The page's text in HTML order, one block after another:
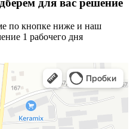
для вас решение
по кнопке ниже и наш
1 рабочего дня